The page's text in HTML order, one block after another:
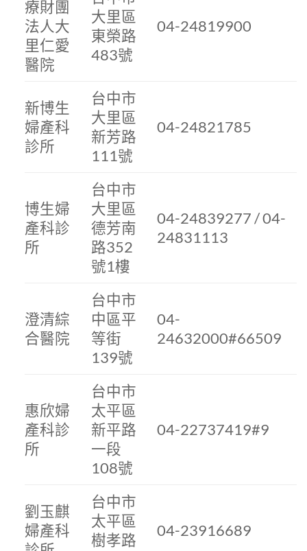
療財團
法人大
里仁愛
醫院
大里區
東榮路
483號
04-24819900
新博生
婦產科
診所
台中市
大里區
新芳路
111號
04-24821785
博生婦
產科診
所
台中市
大里區
德芳南
路352
號1樓
04-24839277 / 04-
24831113
澄清綜
合醫院
台中市
中區平
等街
139號
04-
24632000#66509
惠欣婦
產科診
所
台中市
太平區
新平路
一段
108號
04-22737419#9
劉玉麒
婦產科
台中市
太平區
樹孝路
04-23916689